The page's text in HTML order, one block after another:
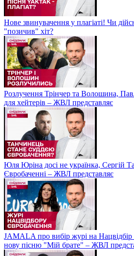
Нове звинувачення у плагіаті! Чи
"позичив" хіт?
Розлучення Трінчер та Волошина,
для хейтерів – ЖВЛ представляє
Юля Юріна досі не українка, Сергій
Євробаченні – ЖВЛ представляє
JAMALA про вибір журі на
нову пісню "Мій брате" – ЖВЛ